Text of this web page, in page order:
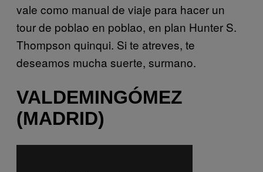
vale como manual de viaje para hacer un
tour de poblao en poblao, en plan Hunter S.
Thompson quinqui. Si te atreves, te
deseamos mucha suerte, surmano.
VALDEMINGÓMEZ
(MADRID)